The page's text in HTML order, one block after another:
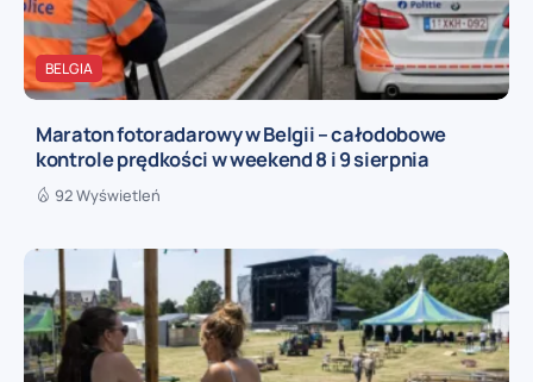
BELGIA
Maraton fotoradarowy w Belgii – całodobowe
kontrole prędkości w weekend 8 i 9 sierpnia
92 Wyświetleń